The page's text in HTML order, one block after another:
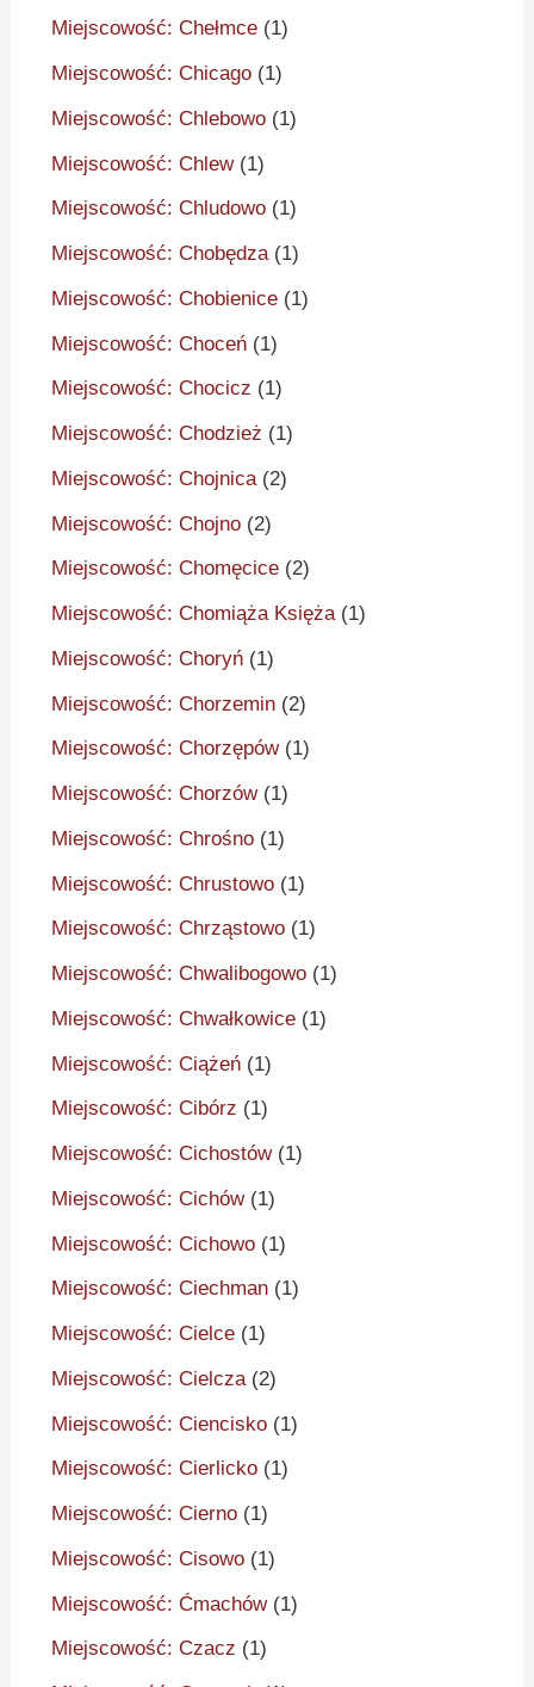
Miejscowość: Chełmce (1)
Miejscowość: Chicago (1)
Miejscowość: Chlebowo (1)
Miejscowość: Chlew(1)
Miejscowość: Chludowo (1)
Miejscowość: Chobędza(1)
Miejscowość: Chobienice (1)
Miejscowość: Choceń (1)
Miejscowość: Chocicz (1)
Miejscowość: Chodzież (1)
Miejscowość: Chojnica(2)
Miejscowość: Chojno (2)
Miejscowość: Chomęcice (2)
Miejscowość: Chomiąża Księża(1)
Miejscowość: Choryń (1)
Miejscowość: Chorzemin (2)
Miejscowość: Chorzępów(1)
Miejscowość: Chorzów(1)
Miejscowość: Chrośno (1)
Miejscowość: Chrustowo (1)
Miejscowość: Chrząstowo (1)
Miejscowość: Chwalibogowo (1)
Miejscowość: Chwałkowice (1)
Miejscowość: Ciążeń (1)
Miejscowość: Cibórz (1)
Miejscowość: Cichostów(1)
Miejscowość: Cichów(1)
Miejscowość: Cichowo (1)
Miejscowość: Ciechman (1)
Miejscowość: Cielce (1)
Miejscowość: Cielcza(2)
Miejscowość: Ciencisko (1)
Miejscowość: Cierlicko (1)
Miejscowość: Cierno (1)
Miejscowość: Cisowo (1)
Miejscowość: Ćmachów(1)
Miejscowość: Czacz (1)